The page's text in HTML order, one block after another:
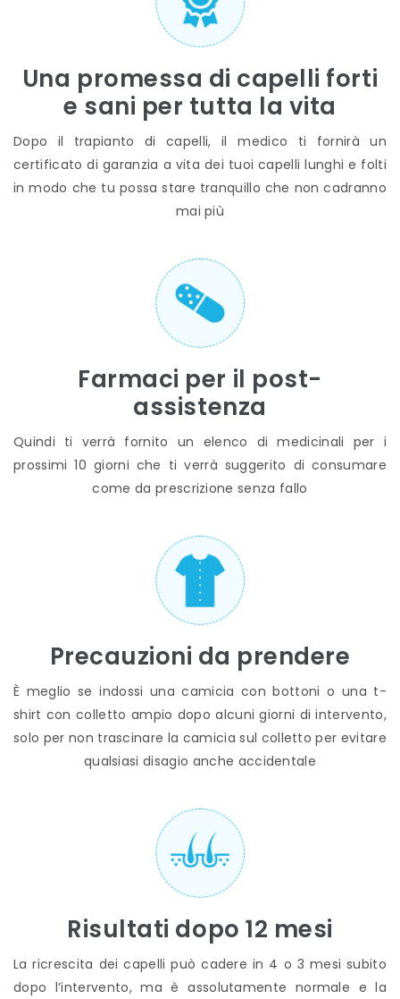
Una promessa di capelli forti
e sani per tutta la vita
Dopo il trapianto di capelli, il medico ti fornirà un
certificato di garanzia a vita dei tuoi capelli lunghi e folti
in modo che tu possa stare tranquillo che non cadranno
mai più
Farmaci per il post-
assistenza
Quindi ti verrà fornito un elenco di medicinali per i
prossimi 10 giorni che ti verrà suggerito di consumare
come da prescrizione senza fallo
Precauzioni da prendere
È meglio se indossi una camicia con bottoni o una t-
shirt con colletto ampio dopo alcuni giorni di intervento,
solo per non trascinare la camicia sul colletto per evitare
qualsiasi disagio anche accidentale
Risultati dopo 12 mesi
La ricrescita dei capelli può cadere in 4 o 3 mesi subito
dopo l’intervento, ma è assolutamente normale e la